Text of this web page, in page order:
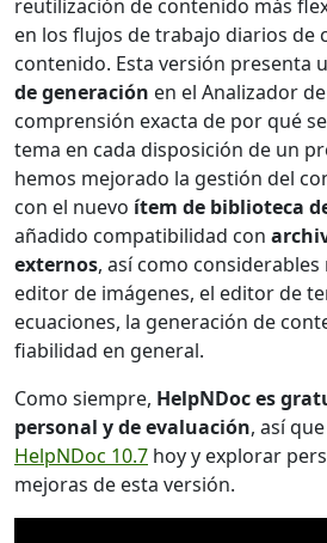
reutilización de contenido más
en los flujos de trabajo diarios de
contenido. Esta versión presenta
de generación en el Analizador
comprensión exacta de por qué
tema en cada disposición de un
hemos mejorado la gestión del
con el nuevo ítem de biblioteca
añadido compatibilidad con
externos, así como
editor de imágenes, el editor de
ecuaciones, la generación de
fiabilidad en general.
Como siempre, HelpNDoc es
personal y de evaluación, así
HelpNDoc 10.7 hoy y explorar
mejoras de esta versión.